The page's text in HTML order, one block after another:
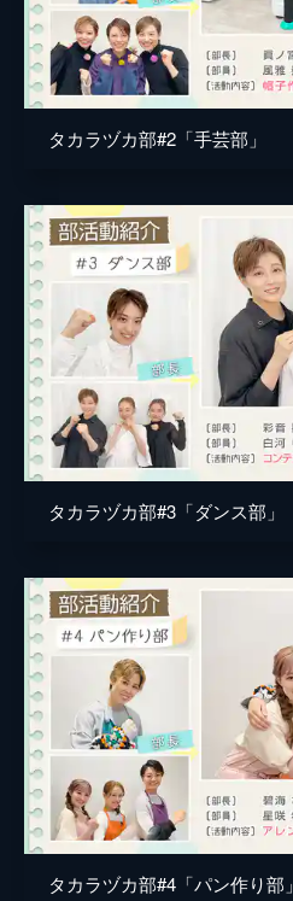
タカラヅカ部#2「手芸部」
タカラヅカ部#3「ダンス部」
タカラヅカ部#4「パン作り部」